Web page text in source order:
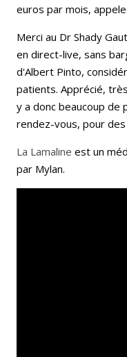
euros par mois,
Merci au Dr Shady
en direct-live, sans
d'Albert Pinto,
patients. Apprécié,
y a donc beaucoup
rendez-vous, pour
La Lamaline est un
par Mylan.